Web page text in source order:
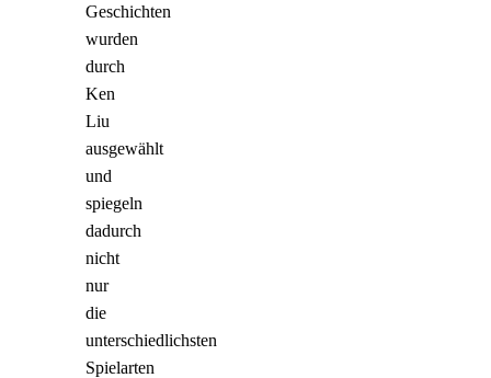
Geschichten
wurden
durch
Ken
Liu
ausgewählt
und
spiegeln
dadurch
nicht
nur
die
unterschiedlichsten
Spielarten